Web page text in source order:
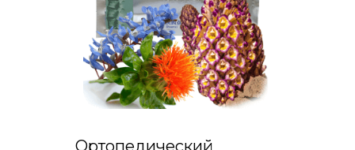
Ортопедический